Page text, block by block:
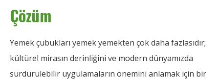
Çözüm
Yemek çubukları yemek yemekten çok daha fazlasıdır;
kültürel mirasın derinliğini ve modern dünyamızda
sürdürülebilir uygulamaların önemini anlamak için bir